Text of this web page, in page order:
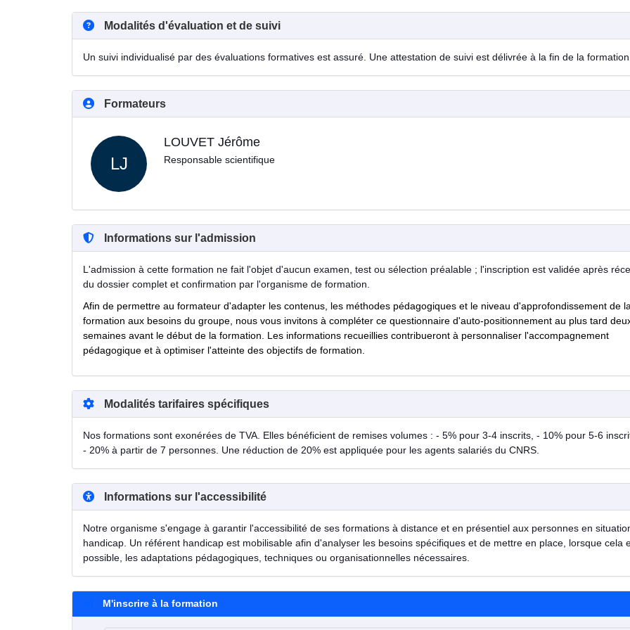
Modalités d'évaluation et de suivi
Un suivi individualisé par des évaluations formatives est assuré. Une attestation de suivi est délivrée à la fin de la formation.
Formateurs
LJ
LOUVET Jérôme
Responsable scientifique
Informations sur l'admission
L'admission à cette formation ne fait l'objet d'aucun examen, test ou sélection préalable ; l'inscription est validée après
du dossier complet et confirmation par l'organisme de formation.
Afin de permettre au formateur d'adapter les contenus, les méthodes pédagogiques et le niveau d'approfondissement de la
formation aux besoins du groupe, nous vous invitons à compléter ce questionnaire d'auto-positionnement au plus tard
semaines avant le début de la formation. Les informations recueillies contribueront à personnaliser l'accompagnement
pédagogique et à optimiser l'atteinte des objectifs de formation.
Modalités tarifaires spécifiques
Nos formations sont exonérées de TVA. Elles bénéficient de remises volumes : - 5% pour 3-4 inscrits, - 10% pour 5-6
- 20% à partir de 7 personnes. Une réduction de 20% est appliquée pour les agents salariés du CNRS.
Informations sur l'accessibilité
Notre organisme s'engage à garantir l'accessibilité de ses formations à distance et en présentiel aux personnes en
handicap. Un référent handicap est mobilisable afin d'analyser les besoins spécifiques et de mettre en place, lorsque cela
possible, les adaptations pédagogiques, techniques ou organisationnelles nécessaires.
M'inscrire à la formation